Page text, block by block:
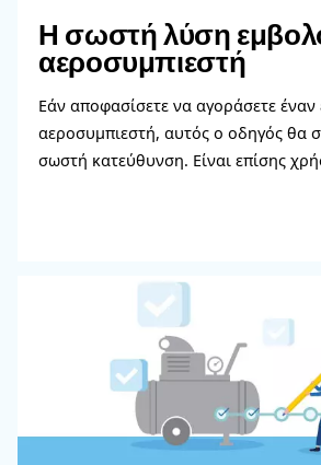
Επικοινωνήστε
μας
Χρειάζεστε περισσότερες
μας; Συμπληρώστε αυτή τη
περισσότερες λεπτομέρειες
Μάθετε περισσότερα από